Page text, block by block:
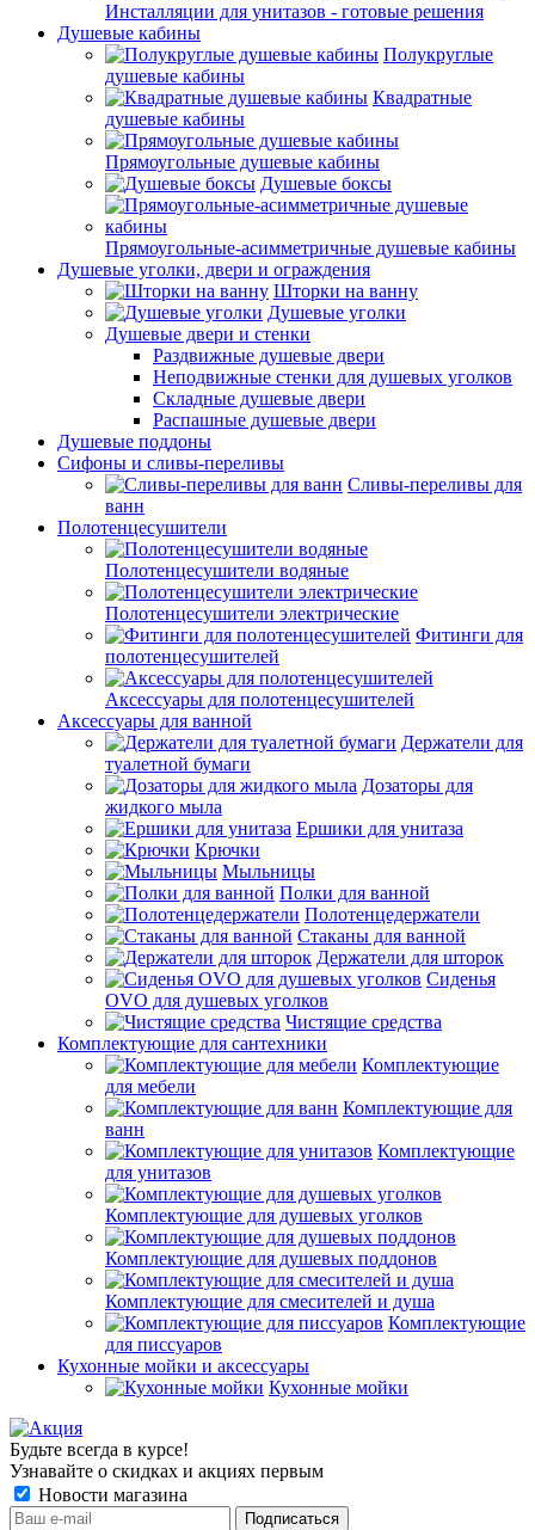
Инсталляции для унитазов - готовые решения
Душевые кабины
Полукруглые
душевые кабины
Квадратные
душевые кабины
Прямоугольные душевые кабины
Душевые боксы
Прямоугольные-асимметричные душевые кабины
Душевые уголки, двери и ограждения
Шторки на ванну
Душевые уголки
Душевые двери и стенки
Раздвижные душевые двери
Неподвижные стенки для душевых уголков
Складные душевые двери
Распашные душевые двери
Душевые поддоны
Сифоны и сливы-переливы
Сливы-переливы для
ванн
Полотенцесушители
Полотенцесушители водяные
Полотенцесушители электрические
Фитинги для
полотенцесушителей
Аксессуары для полотенцесушителей
Аксессуары для ванной
Держатели для
туалетной бумаги
Дозаторы для
жидкого мыла
Ершики для унитаза
Крючки
Мыльницы
Полки для ванной
Полотенцедержатели
Стаканы для ванной
Держатели для шторок
Сиденья
OVO для душевых уголков
Чистящие средства
Комплектующие для сантехники
Комплектующие
для мебели
Комплектующие для
ванн
Комплектующие
для унитазов
Комплектующие для душевых уголков
Комплектующие для душевых поддонов
Комплектующие для смесителей и душа
Комплектующие
для писсуаров
Кухонные мойки и аксессуары
Кухонные мойки
Будьте всегда в курсе!
Узнавайте о скидках и акциях первым
Новости магазина